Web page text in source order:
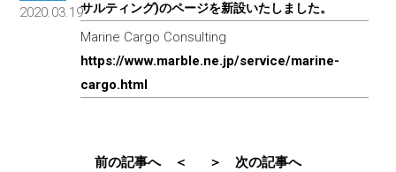
2020.03.19サルティング)のページを新設いたしました。
Marine Cargo Consulting
https://www.marble.ne.jp/service/marine-
cargo.html
前の記事へ ＜ ＞ 次の記事へ